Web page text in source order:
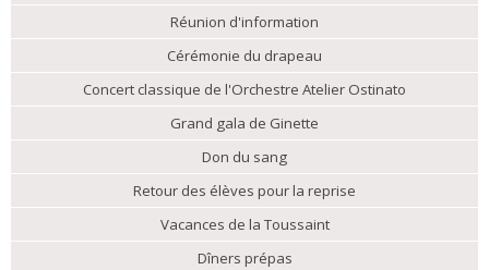
Réunion d'information
Cérémonie du drapeau
Concert classique de l'Orchestre Atelier Ostinato
Grand gala de Ginette
Don du sang
Retour des élèves pour la reprise
Vacances de la Toussaint
Dîners prépas